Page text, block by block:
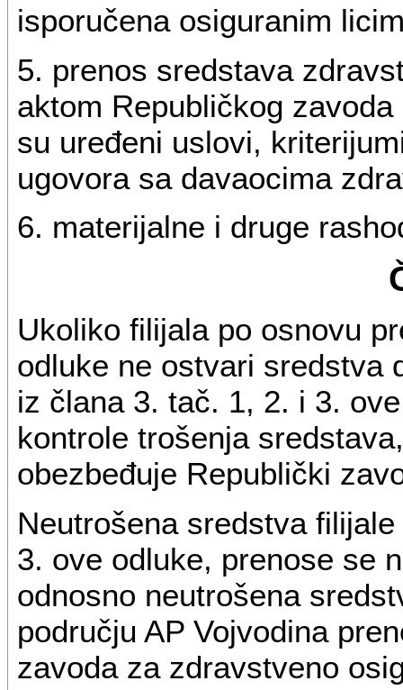
isporučena osiguranim
5. prenos sredstava
aktom Republičkog
su uređeni uslovi,
ugovora sa davaocima
6. materijalne i druge
Ukoliko filijala po osnovu
odluke ne ostvari sredstva
iz člana 3. tač. 1, 2. i 3.
kontrole trošenja
obezbeđuje Republički
Neutrošena sredstva
3. ove odluke, prenose se
odnosno neutrošena
području AP Vojvodina
zavoda za zdravstveno